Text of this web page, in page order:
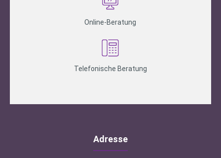
Online-Beratung
Telefonische Beratung
Adresse